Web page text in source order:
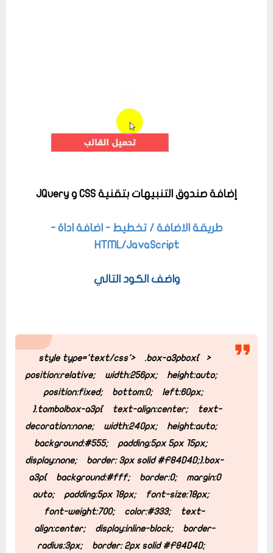
إضافة صندوق التنبيهات بتقنية CSS و JQuery
طريقة الاضافة / تخطيط - اضافة اداة -
HTML/JavaScript
واضف الكود التالي
<style type='text/css'>
.box-a3pbox{
position:relative;width:256px;height:auto;
position:fixed;bottom:0;left:60px;
}.tombolbox-a3p{text-align:center;text-
decoration:none;width:240px;height:auto;
background:#555;padding:5px 5px 15px;
display:none;border: 3px solid #F84D4D;}.box-
a3p{background:#fff;border:0;margin:0
auto;padding:5px 18px;font-size:18px;
font-weight:700;color:#333;text-
align:center;display:inline-block;border-
radius:3px;border: 2px solid #F84D4D;